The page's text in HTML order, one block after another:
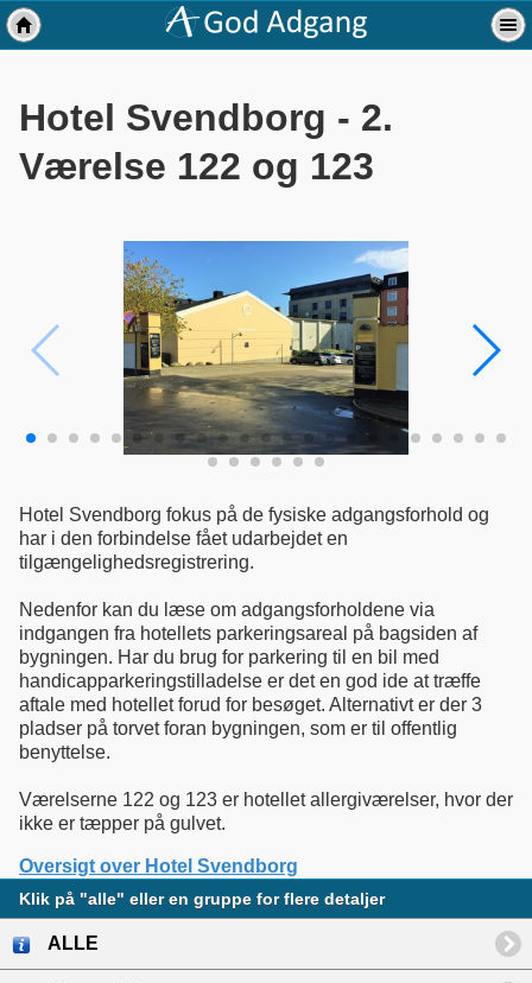
Hotel Svendborg - 2.
Værelse 122 og 123
Hotel Svendborg fokus på de fysiske adgangsforhold og
har i den forbindelse fået udarbejdet en
tilgængelighedsregistrering.
Nedenfor kan du læse om adgangsforholdene via
indgangen fra hotellets parkeringsareal på bagsiden af
bygningen. Har du brug for parkering til en bil med
handicapparkeringstilladelse er det en god ide at træffe
aftale med hotellet forud for besøget. Alternativt er der 3
pladser på torvet foran bygningen, som er til offentlig
benyttelse.
Værelserne 122 og 123 er hotellet allergiværelser, hvor der
ikke er tæpper på gulvet.
Oversigt over Hotel Svendborg
Klik på "alle" eller en gruppe for flere detaljer
ALLE